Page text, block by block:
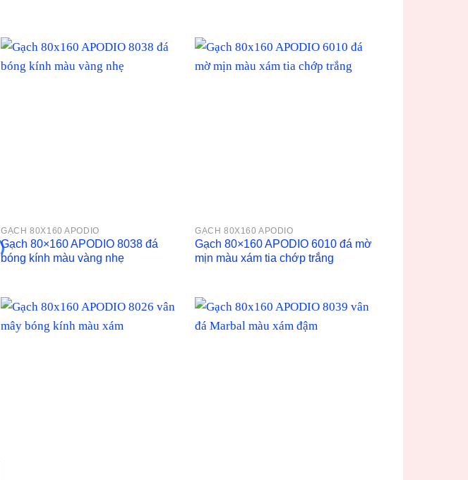
GẠCH 80X160 APODIO
Gạch 80×160 APODIO 8038 đá
bóng kính màu vàng nhẹ
GẠCH 80X160 APODIO
Gạch 80×160 APODIO 6010 đá mờ
mịn màu xám tia chớp trắng